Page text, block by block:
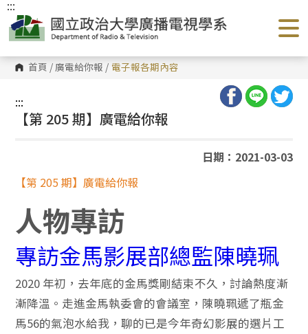
跳
到
主
要
內
容
區 首頁 /廣電給你報 / 電子報各期內容
:::
:::
【第 205 期】廣電給你報
日期：2021-03-03
【第 205 期】廣電給你報
人物專訪
專訪金馬影展部總監陳曉珮
2020 年初，去年底的金馬獎剛結束不久，討論熱度漸
漸降溫。走進金馬執委會的會議室，陳曉珮遞了瓶金
馬56的氣泡水給我，聊的已是今年奇幻影展的選片工